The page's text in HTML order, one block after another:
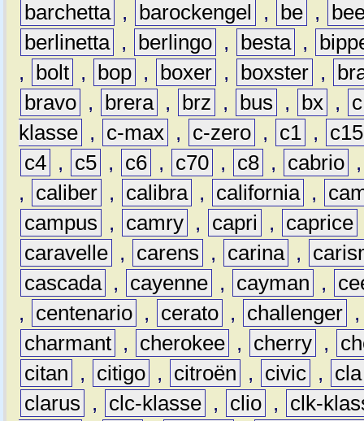
barchetta , barockengel , be ,
berlinetta , berlingo , besta ,
,
bolt , bop , boxer , boxster ,
bravo , brera , brz , bus , bx ,
c
klasse , c-max , c-zero , c1 ,
c15
c4 , c5 , c6 , c70 , c8 , cabrio
,
caliber , calibra , california ,
campus
, camry , capri , caprice
caravelle , carens , carina ,
cascada , cayenne , cayman ,
,
centenario , cerato , challenger
charmant , cherokee , cherry ,
citan
, citigo , citroën , civic ,
cla
clarus
, clc-klasse , clio ,
clk-